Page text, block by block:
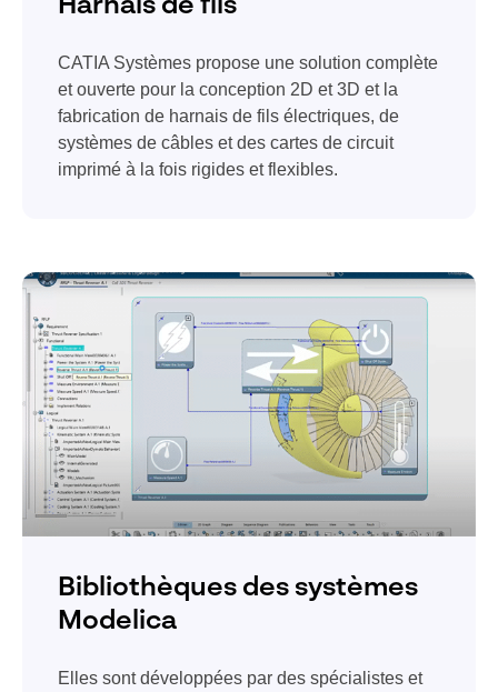
Harnais de fils
CATIA Systèmes propose une solution complète
et ouverte pour la conception 2D et 3D et la
fabrication de harnais de fils électriques, de
systèmes de câbles et des cartes de circuit
imprimé à la fois rigides et flexibles.
Bibliothèques des systèmes
Modelica
Elles sont développées par des spécialistes et